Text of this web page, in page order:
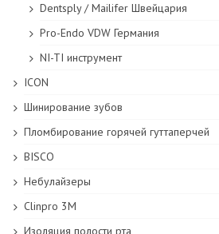
Dentsply / Mailifer Швейцария
Pro-Endo VDW Германия
NI-TI инструмент
ICON
Шинирование зубов
Пломбирование горячей гуттаперчей
BISCO
Небулайзеры
Clinpro 3M
Изоляция полости рта